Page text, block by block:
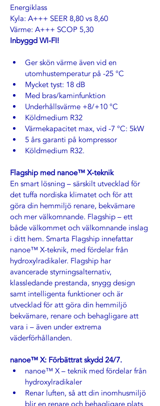
Energiklass
Kyla: A+++ SEER 8,80 vs 8,60
Värme: A+++ SCOP 5,30
Inbyggd WI-FI!
Ger skön värme även vid en
utomhustemperatur på -25 °C
Mycket tyst: 18 dB
Med bras/kaminfunktion
Underhållsvärme +8/+10 °C
Köldmedium R32
Värmekapacitet max, vid -7 °C: 5kW
5 års garanti på kompressor
Köldmedium R32.
Flagship med nanoe™ X-teknik
En smart lösning – särskilt utvecklad för
det tuffa nordiska klimatet och för att
göra din hemmiljö renare, bekvämare
och mer välkomnande. Flagship – ett
både välkommet och välkomnande inslag
i ditt hem. Smarta Flagship innefattar
nanoe™ X-teknik, med fördelar från
hydroxylradikaler. Flagship har
avancerade styrningsalternativ,
klassledande prestanda, snygg design
samt intelligenta funktioner och är
utvecklad för att göra din hemmiljö
bekvämare, renare och behagligare att
vara i – även under extrema
väderförhållanden.
nanoe™ X: Förbättrat skydd 24/7.
nanoe™ X – teknik med fördelar från
hydroxylradikaler
Renar luften, så att din inomhusmiljö